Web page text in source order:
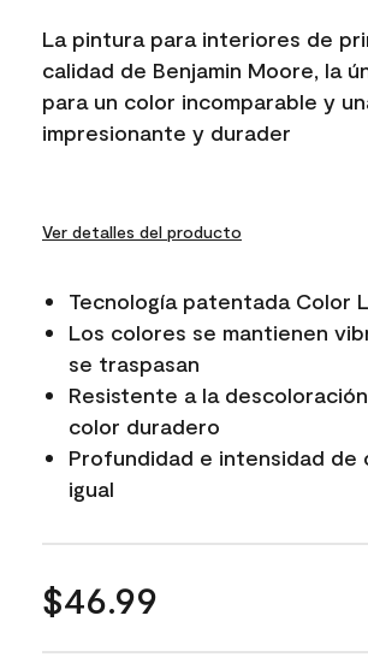
link.
La pintura para interiores de
calidad de Benjamin Moore, la
para un color incomparable y
impresionante y durader
Ver detalles del producto
Tecnología patentada Color
Los colores se mantienen
se traspasan
Resistente a la
color duradero
Profundidad e intensidad de
igual
$46.99